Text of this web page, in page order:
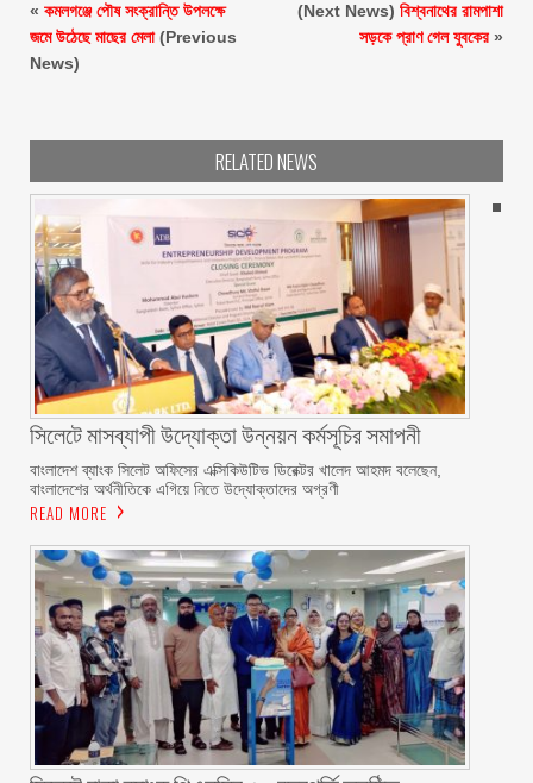
« কমলগঞ্জে পৌষ সংক্রান্তি উপলক্ষে
জমে উঠেছে মাছের মেলা(Previous
News)
(Next News) বিশ্বনাথের রামপাশা
সড়কে প্রাণ গেল যুবকের»
RELATED NEWS
সিলেটে মাসব্যাপী উদ্যোক্তা উন্নয়ন কর্মসূচির সমাপনী
বাংলাদেশ ব্যাংক সিলেট অফিসের এক্সিকিউটিভ ডিরেক্টর খালেদ আহমদ বলেছেন,
বাংলাদেশের অর্থনীতিকে এগিয়ে নিতে উদ্যোক্তাদের অগ্রণী
READ MORE